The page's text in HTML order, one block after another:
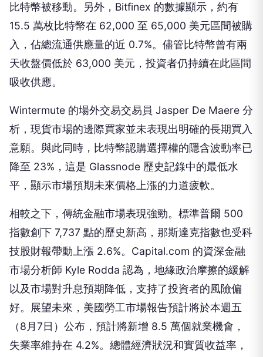
比特幣被移動。另外，Bitfinex 的數據顯示，約有
15.5 萬枚比特幣在 62,000 至 65,000 美元區間被購
入，佔總流通供應量的近 0.7%。儘管比特幣曾有兩
天收盤價低於 63,000 美元，投資者仍持續在此區間
吸收供應。
Wintermute 的場外交易交易員 Jasper De Maere 分
析，現貨市場的邊際買家並未表現出明確的長期買入
意願。與此同時，比特幣認購選擇權的隱含波動率已
降至 23%，這是 Glassnode 歷史記錄中的最低水
平，顯示市場預期未來價格上漲的力道疲軟。
相較之下，傳統金融市場表現強勁。標準普爾 500
指數創下 7,737 點的歷史新高，那斯達克指數也受科
技股財報帶動上漲 2.6%。Capital.com 的資深金融
市場分析師 Kyle Rodda 認為，地緣政治摩擦的緩解
以及市場對升息預期降低，支持了投資者的風險偏
好。展望未來，美國勞工市場報告預計將於本週五
（8月7日）公布，預計將新增 8.5 萬個就業機會，
失業率維持在 4.2%。總體經濟狀況和實質收益率，